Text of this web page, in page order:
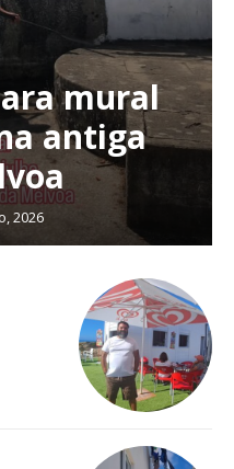
e ajude-nos a manter este serviço
conteúdos exclusivos e versões
mural
antiga
2026